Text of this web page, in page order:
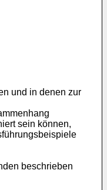
und in denen zur
sein können,
beschrieben